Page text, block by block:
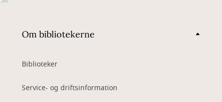
Om bibliotekerne
Biblioteker
Service- og driftsinformation